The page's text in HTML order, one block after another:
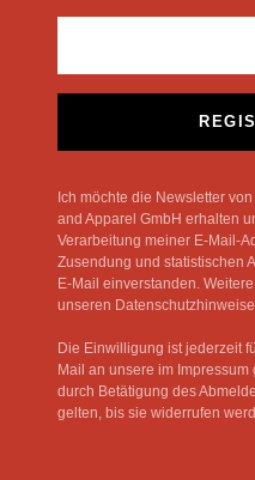
Ich möchte die Newsletter
and Apparel GmbH erhalten
Verarbeitung meiner E-Mail-
Zusendung und statistischen
E-Mail einverstanden.
unseren
Die Einwilligung ist jederzeit
Mail an unsere im
durch Betätigung des
gelten, bis sie widerrufen